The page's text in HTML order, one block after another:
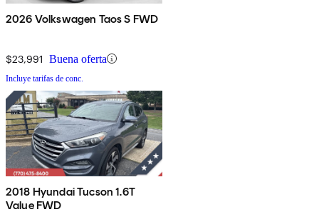
2026 Volkswagen Taos S FWD
$23,991 Buena oferta
Incluye tarifas de conc.
2018 Hyundai Tucson 1.6T
Value FWD